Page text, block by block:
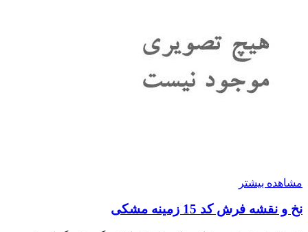
مشاهده بیشتر
نخ و نقشه فرش کد 15 زمینه مشکی